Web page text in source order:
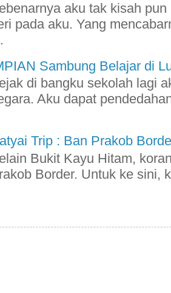
aku tak kisah
pada aku. Yang
Sambung Belajar di
di bangku sekolah lagi
Aku dapat
Trip : Ban Prakob
Bukit Kayu Hitam,
Border. Untuk ke sini,